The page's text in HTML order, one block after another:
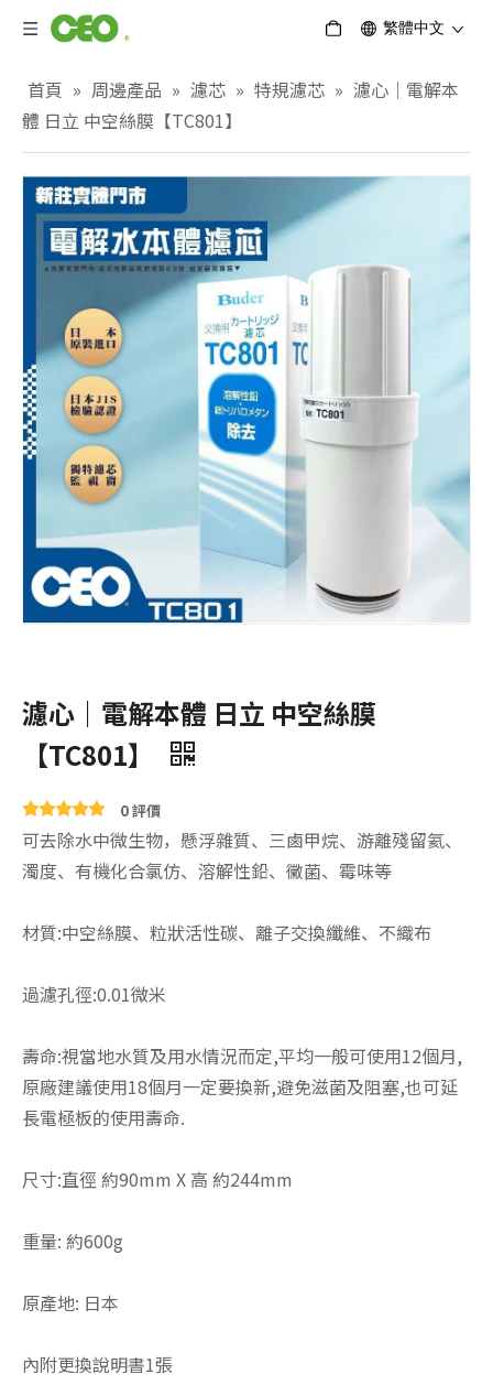
繁體中文
首頁 » 周邊產品 » 濾芯 » 特規濾芯 » 濾心｜電解本
體 日立 中空絲膜【TC801】
濾心｜電解本體 日立 中空絲膜
【TC801】
0 評價
可去除水中微生物，懸浮雜質、三鹵甲烷、游離殘留氦、
濁度、有機化合氯仿、溶解性鉛、黴菌、霉味等
材質:中空絲膜、粒狀活性碳、離子交換纖維、不織布
過濾孔徑:0.01微米
壽命:視當地水質及用水情況而定,平均一般可使用12個月,
原廠建議使用18個月一定要換新,避免滋菌及阻塞,也可延
長電極板的使用壽命.
尺寸:直徑 約90mm X 高 約244mm
重量: 約600g
原產地: 日本
內附更換說明書1張